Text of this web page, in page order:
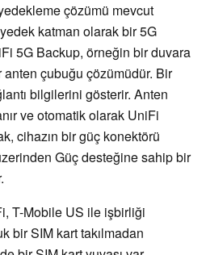
çözümü mevcut
katman olarak bir 5G
5G Backup, örneğin bir duvara
çubuğu çözümüdür. Bir
bilgilerini gösterir. Anten
ve otomatik olarak UniFi
cihazın bir güç konektörü
Güç desteğine sahip bir
T-Mobile US ile işbirliği
bir SIM kart takılmadan